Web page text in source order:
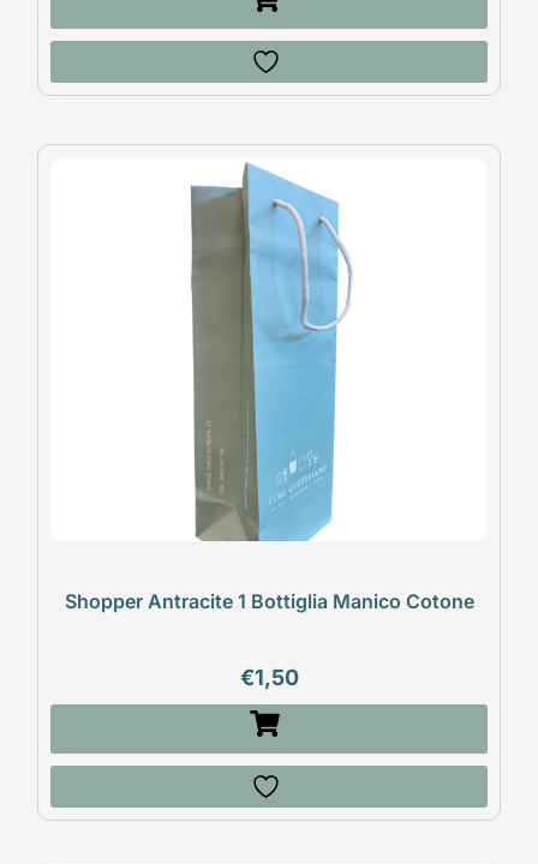
Shopper Antracite 1 Bottiglia Manico Cotone
€1,50